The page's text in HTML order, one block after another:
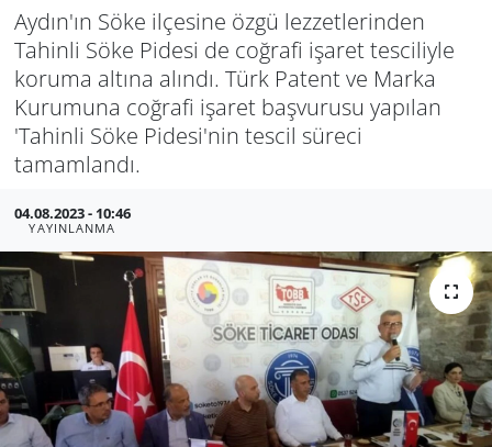
Aydın'ın Söke ilçesine özgü lezzetlerinden
Tahinli Söke Pidesi de coğrafi işaret tesciliyle
koruma altına alındı. Türk Patent ve Marka
Kurumuna coğrafi işaret başvurusu yapılan
'Tahinli Söke Pidesi'nin tescil süreci
tamamlandı.
04.08.2023 - 10:46
YAYINLANMA
ÇEVRE
EĞİTİM
EKONOMİ
HABERDE İNSAN
KÜLTÜR SANAT
MAGAZİN
Süper Lig Puan Durumu ve Fikstür
Tüm Manşetler
Son Dakika Haberleri